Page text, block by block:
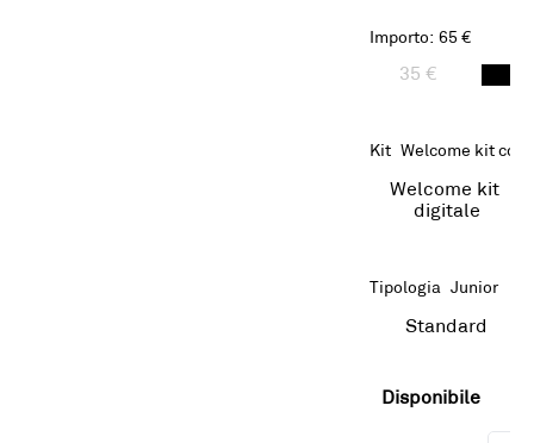
Importo: 65 €
35 €
Kit Welcome kit con
Welcome kit
digitale
Tipologia Junior
Standard
Disponibile